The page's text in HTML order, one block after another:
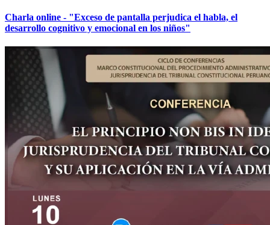
Charla online - "Exceso de pantalla perjudica el habla, el
desarrollo cognitivo y emocional en los niños"